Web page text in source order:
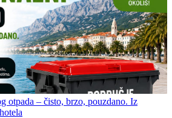
otpada – čisto, brzo, pouzdano. Iz